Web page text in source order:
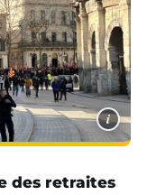
i
des retraites